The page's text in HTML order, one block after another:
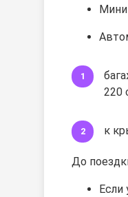
220
к
До
Если